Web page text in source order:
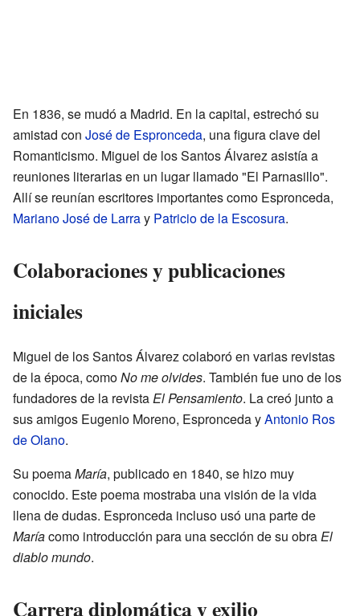
En 1836, se mudó a Madrid. En la capital, estrechó su
amistad con José de Espronceda, una figura clave del
Romanticismo. Miguel de los Santos Álvarez asistía a
reuniones literarias en un lugar llamado "El Parnasillo".
Allí se reunían escritores importantes como Espronceda,
Mariano José de Larray Patricio de la Escosura.
Colaboraciones y publicaciones
iniciales
Miguel de los Santos Álvarez colaboró en varias revistas
de la época, comoNo me olvides. También fue uno de los
fundadores de la revistaEl Pensamiento. La creó junto a
sus amigos Eugenio Moreno, Espronceda yAntonio Ros
de Olano.
Su poemaMaría, publicado en 1840, se hizo muy
conocido. Este poema mostraba una visión de la vida
llena de dudas. Espronceda incluso usó una parte de
Maríacomo introducción para una sección de su obraEl
diablo mundo.
Carrera diplomática y exilio